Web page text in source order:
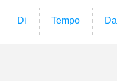
Di Tempo